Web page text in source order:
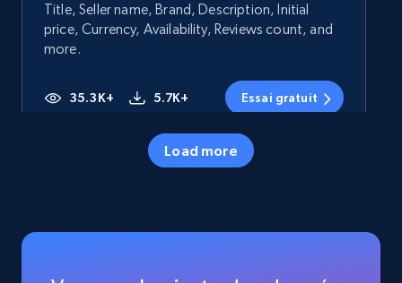
Title, Seller name, Brand, Description, Initial
price, Currency, Availability, Reviews count, and
more.
35.3K+ 5.7K+ Essai gratuit
Title, Seller name, Brand, Description, Initial
Load more